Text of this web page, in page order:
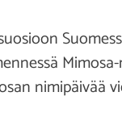
nimipäivää